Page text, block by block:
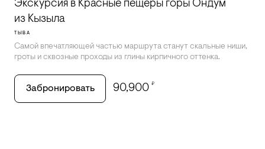
Экскурсия в Красные пещеры горы Ондум
из Кызыла
ТЫВА
Самой впечатляющей частью маршрута станут скальные ниши,
гроты и сквозные проходы из глины кирпичного оттенка.
Забронировать 90,900 ₽